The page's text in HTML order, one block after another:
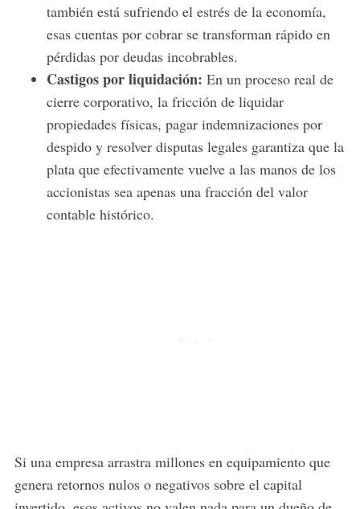
también está sufriendo el estrés de la economía,
esas cuentas por cobrar se transforman rápido en
pérdidas por deudas incobrables.
Castigos por liquidación: En un proceso real de
cierre corporativo, la fricción de liquidar
propiedades físicas, pagar indemnizaciones por
despido y resolver disputas legales garantiza que la
plata que efectivamente vuelve a las manos de los
accionistas sea apenas una fracción del valor
contable histórico.
Si una empresa arrastra millones en equipamiento que
genera retornos nulos o negativos sobre el capital